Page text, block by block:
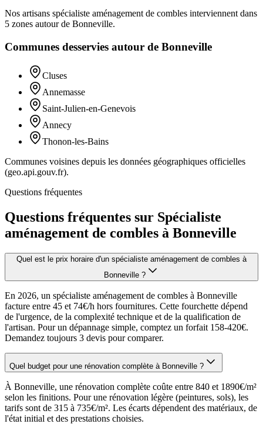
Nos artisans spécialiste aménagement de combles interviennent dans
5 zones autour de Bonneville.
Communes desservies autour de Bonneville
Cluses
Annemasse
Saint-Julien-en-Genevois
Annecy
Thonon-les-Bains
Communes voisines depuis les données géographiques officielles
(geo.api.gouv.fr).
Questions fréquentes
Questions fréquentes sur Spécialiste
aménagement de combles à Bonneville
Quel est le prix horaire d'un spécialiste aménagement de combles à
Bonneville ?
En 2026, un spécialiste aménagement de combles à Bonneville
facture entre 45 et 74€/h hors fournitures. Cette fourchette dépend
de l'urgence, de la complexité technique et de la qualification de
l'artisan. Pour un dépannage simple, comptez un forfait 158-420€.
Demandez toujours 3 devis pour comparer.
Quel budget pour une rénovation complète à Bonneville ?
À Bonneville, une rénovation complète coûte entre 840 et 1890€/m²
selon les finitions. Pour une rénovation légère (peintures, sols), les
tarifs sont de 315 à 735€/m². Les écarts dépendent des matériaux, de
l'état initial et des prestations choisies.